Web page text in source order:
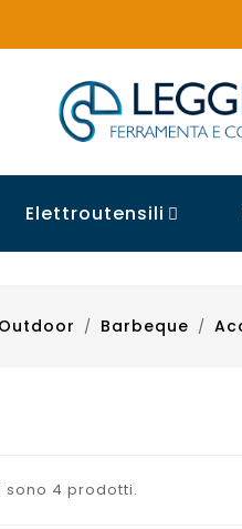

Elettroutensili
Outdoor Barbeque
sono 4 prodotti.